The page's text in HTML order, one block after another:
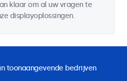
klaar om al uw vragen te
displayoplossingen.
toonaangevende bedrijven